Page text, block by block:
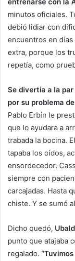
minutos oficiales.
debió lidiar con
encuentros en
extra, porque los
repetía, como
Se divertía a la
por su problema
Pablo Erbín le
que lo ayudara a
trabada la bocina.
tapaba los oídos,
ensordecedor.
siempre con
carcajadas. Hasta
chiste. Y se sumó
Dicho quedó,
punto que atajaba
regalado.